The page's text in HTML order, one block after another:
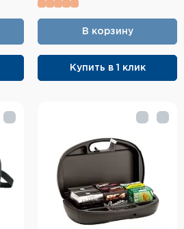
В корзину
Купить в 1 клик